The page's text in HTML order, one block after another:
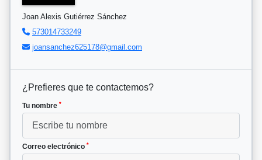
Joan Alexis Gutiérrez Sánchez
573014733249
joansanchez625178@gmail.com
¿Prefieres que te contactemos?
Tu nombre *
Correo electrónico *